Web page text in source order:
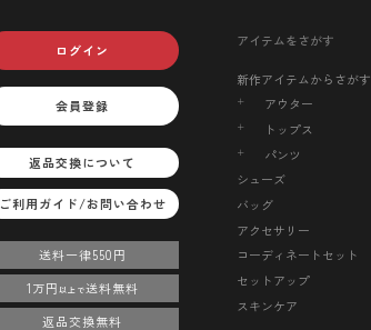
ログイン
会員登録
返品交換について
ご利用ガイド/お問い合わせ
送料一律550円
1万円 以上で送料無料
返品交換無料
アイテムをさがす
新作アイテムからさがす
アウター
トップス
パンツ
シューズ
バッグ
アクセサリー
コーディネートセット
セットアップ
スキンケア